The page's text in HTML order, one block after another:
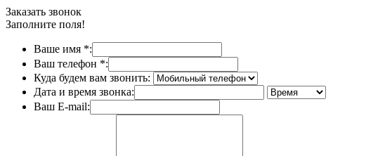
Заказать звонок
Заполните поля!
Ваше имя *:
Ваш телефон *:
Куда будем вам звонить:
Дата и время звонка:
Ваш E-mail: